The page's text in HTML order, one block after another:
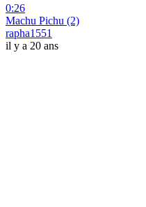
0:26
Machu Pichu (2)
rapha1551
il y a 20 ans